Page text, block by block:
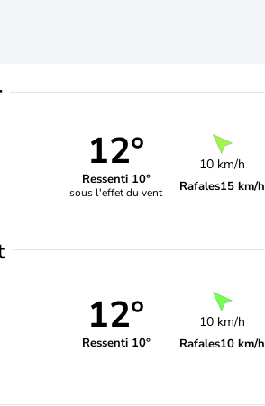
12°
Ressenti 10°
sous l'effet du vent
10 km/h
Rafales15 km/h
12°
Ressenti 10°
10 km/h
Rafales10 km/h